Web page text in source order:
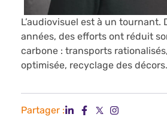
L’audiovisuel est à un tournant.
années, des efforts ont réduit
carbone : transports
optimisée, recyclage des
Partager :